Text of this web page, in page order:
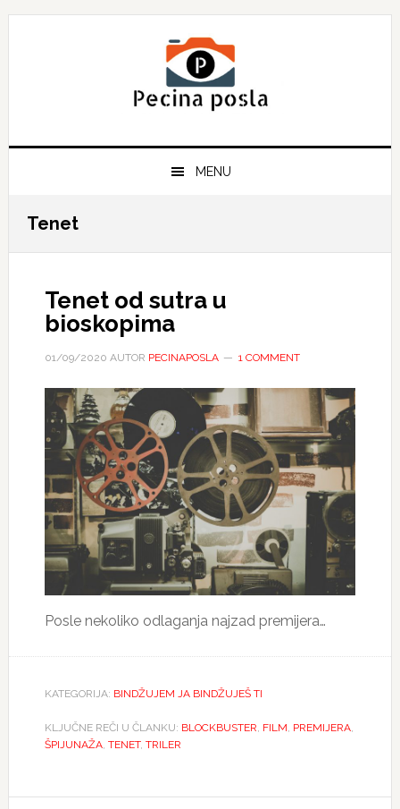
Skip
Skip
Skip
MENU
Tenet
Tenet od sutra u
bioskopima
01/09/2020 AUTOR PECINAPOSLA 1 COMMENT
Posle nekoliko odlaganja najzad premijera…
KATEGORIJA: BINDŽUJEM JA BINDŽUJEŠ TI
KLJUČNE REČI U ČLANKU: BLOCKBUSTER, FILM, PREMIJERA,
ŠPIJUNAŽA, TENET, TRILER